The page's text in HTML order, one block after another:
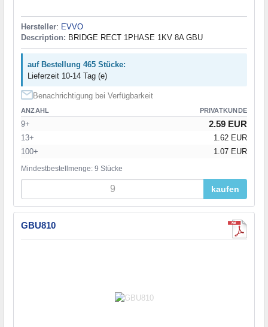
Hersteller: EVVO
Description: BRIDGE RECT 1PHASE 1KV 8A GBU
auf Bestellung 465 Stücke:
Lieferzeit 10-14 Tag (e)
Benachrichtigung bei Verfügbarkeit
ANZAHL PRIVATKUNDE
9+ 2.59 EUR
13+
1.62 EUR
100+
1.07 EUR
Mindestbestellmenge: 9 Stücke
kaufen
GBU810